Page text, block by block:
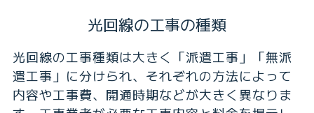
光回線の工事の種類
光回線の工事種類は大きく「派遣工事」「無派
遣工事」に分けられ、それぞれの方法によって
内容や工事費、開通時期などが大きく異なりま